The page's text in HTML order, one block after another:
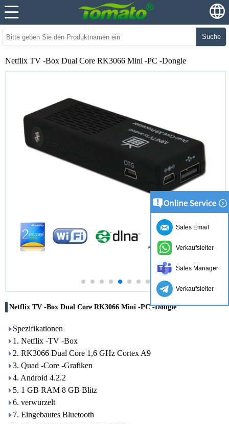
Suche
Netflix TV -Box Dual Core RK3066 Mini -PC -Dongle
Netflix TV -Box Dual Core RK3066 Mini -PC -Dongle
Spezifikationen
1. Netflix -TV -Box
2. RK3066 Dual Core 1,6 GHz Cortex A9
3. Quad -Core -Grafiken
4. Android 4.2.2
5. 1 GB RAM 8 GB Blitz
6. verwurzelt
7. Eingebautes Bluetooth
Sales Email
Verkaufsleiter
Sales Manager
Verkaufsleiter